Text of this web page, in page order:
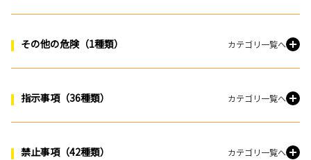
その他の危険（1種類） カテゴリ一覧へ
指示事項（36種類） カテゴリ一覧へ
禁止事項（42種類） カテゴリ一覧へ